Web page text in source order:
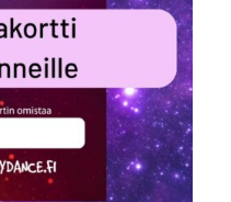
/ LISÄTIEDOT